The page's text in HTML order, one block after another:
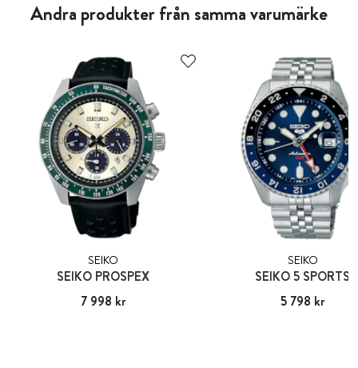
Andra produkter från samma varumärke
SEIKO
SEIKO PROSPEX
Pris :7 998 kr
7 998 kr
SEIKO
SEIKO 5 SPORTS
Pris :5 798 kr
5 798 kr